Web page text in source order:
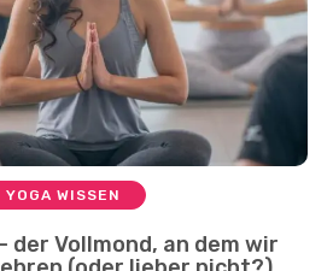
YOGA WISSEN
der Vollmond, an dem wir